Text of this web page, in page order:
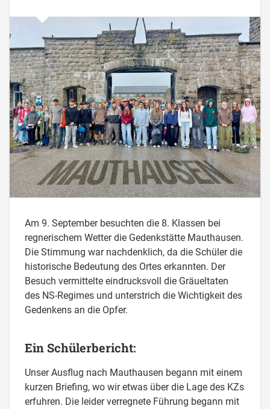
Am 9. September besuchten die 8. Klassen bei
regnerischem Wetter die Gedenkstätte Mauthausen.
Die Stimmung war nachdenklich, da die Schüler die
historische Bedeutung des Ortes erkannten. Der
Besuch vermittelte eindrucksvoll die Gräueltaten
des NS-Regimes und unterstrich die Wichtigkeit des
Gedenkens an die Opfer.
Ein Schülerbericht:
Unser Ausflug nach Mauthausen begann mit einem
kurzen Briefing, wo wir etwas über die Lage des KZs
erfuhren. Die leider verregnete Führung begann mit